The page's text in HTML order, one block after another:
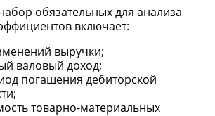
обязательных для анализа
включает:
выручки;
валовый доход;
погашения дебиторской
товарно-материальных